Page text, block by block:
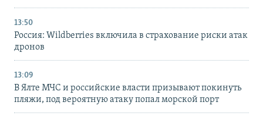
13:50
Россия: Wildberries включила в страхование риски атак
дронов
13:09
В Ялте МЧС и российские власти призывают покинуть
пляжи, под вероятную атаку попал морской порт